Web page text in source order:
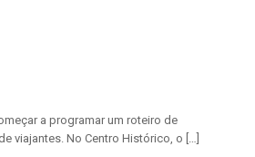
a programar um roteiro de
viajantes. No Centro Histórico, o […]